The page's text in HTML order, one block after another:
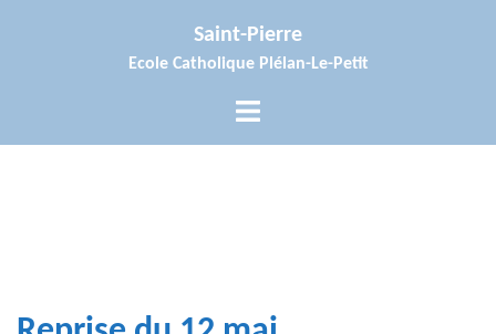
Saint-Pierre
Ecole Catholique Plélan-Le-Petit
Ouvrir/fermer